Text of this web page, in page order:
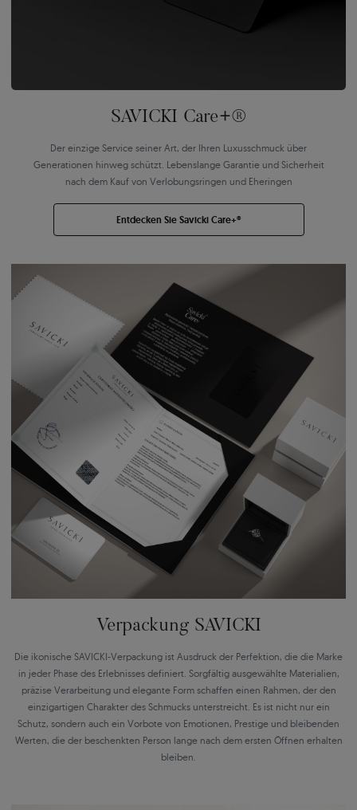
SAVICKI Care+®
Der einzige Service seiner Art, der Ihren Luxusschmuck über
Generationen hinweg schützt. Lebenslange Garantie und Sicherheit
nach dem Kauf von Verlobungsringen und Eheringen
Entdecken Sie Savicki Care+®
Verpackung SAVICKI
Die ikonische SAVICKI-Verpackung ist Ausdruck der Perfektion, die die Marke
in jeder Phase des Erlebnisses definiert. Sorgfältig ausgewählte Materialien,
präzise Verarbeitung und elegante Form schaffen einen Rahmen, der den
einzigartigen Charakter des Schmucks unterstreicht. Es ist nicht nur ein
Schutz, sondern auch ein Vorbote von Emotionen, Prestige und bleibenden
Werten, die der beschenkten Person lange nach dem ersten Öffnen erhalten
bleiben.